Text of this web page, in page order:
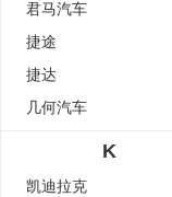
君马汽车
捷途
捷达
几何汽车
K
凯迪拉克